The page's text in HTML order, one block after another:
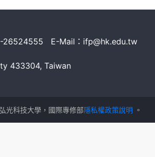
26524555 E-Mail：ifp@hk.edu.tw
433304, Taiwan
光科技大學，國際專修部隱私權政策說明 。